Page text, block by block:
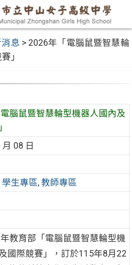
息 > 2026年「電腦鼠暨智慧輪
」
腦鼠暨智慧輪型機器人國內及
08 日
學生專區, 教師專區
教育部「電腦鼠暨智慧輪型機
國際競賽」，訂於115年8月22